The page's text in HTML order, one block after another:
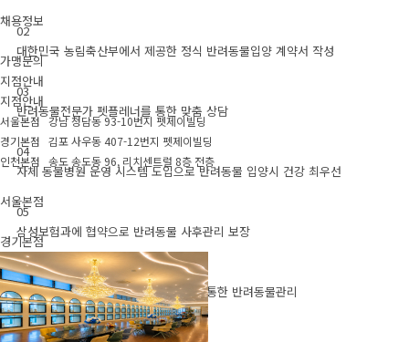
채용정보
가맹문의
지점안내
지점안내
서울본점 강남 청담동 93-10번지 펫제이빌딩
경기본점 김포 사우동 407-12번지 펫제이빌딩
인천본점 송도 송도동 96, 리치센트럴 8층 전층
서울본점
경기본점
02
대한민국 농림축산부에서 제공한 정식 반려동물입양 계약서 작성
03
반려동물전문가 펫플레너를 통한 맞춤 상담
04
자체 동물병원 운영 시스템 도입으로 반려동물 입양시 건강 최우선
05
삼성보험과에 협약으로 반려동물 사후관리 보장
06
프리미엄 미용케어 서비스 무료제공을 통한 반려동물관리
07